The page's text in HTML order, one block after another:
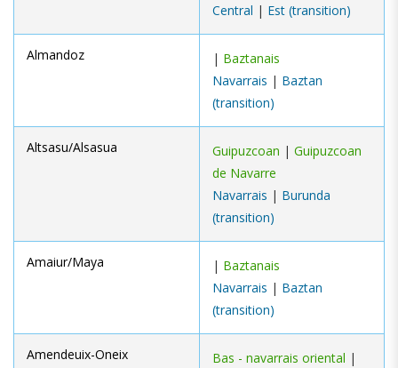
Central | Est (transition)
Almandoz | Baztanais
Navarrais | Baztan
(transition)
Altsasu/Alsasua Guipuzcoan | Guipuzcoan
de Navarre
Navarrais | Burunda
(transition)
Amaiur/Maya | Baztanais
Navarrais | Baztan
(transition)
Amendeuix-Oneix Bas - navarrais oriental |